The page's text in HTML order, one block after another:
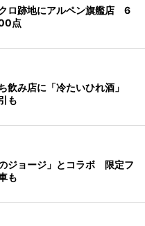
ロ跡地にアルペン旗艦店 6
点
飲み店に「冷たいひれ酒」
も
ジョージ」とコラボ 限定フ
も